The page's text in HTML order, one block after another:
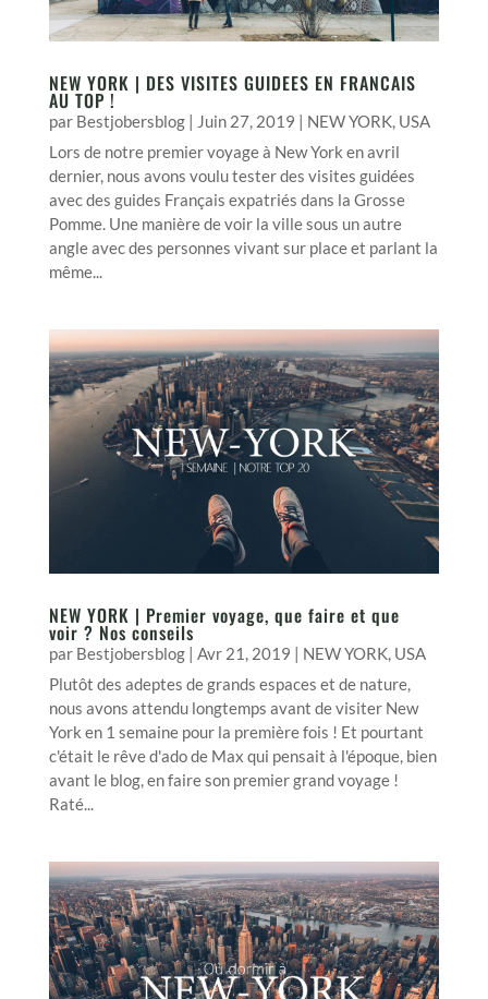
NEW YORK | DES VISITES GUIDEES EN FRANCAIS
AU TOP !
par Bestjobersblog| Juin 27, 2019 | NEW YORK, USA
Lors de notre premier voyage à New York en avril
dernier, nous avons voulu tester des visites guidées
avec des guides Français expatriés dans la Grosse
Pomme. Une manière de voir la ville sous un autre
angle avec des personnes vivant sur place et parlant la
même...
NEW YORK | Premier voyage, que faire et que
voir ? Nos conseils
par Bestjobersblog| Avr 21, 2019 | NEW YORK, USA
Plutôt des adeptes de grands espaces et de nature,
nous avons attendu longtemps avant de visiter New
York en 1 semaine pour la première fois ! Et pourtant
c'était le rêve d'ado de Max qui pensait à l'époque, bien
avant le blog, en faire son premier grand voyage !
Raté...